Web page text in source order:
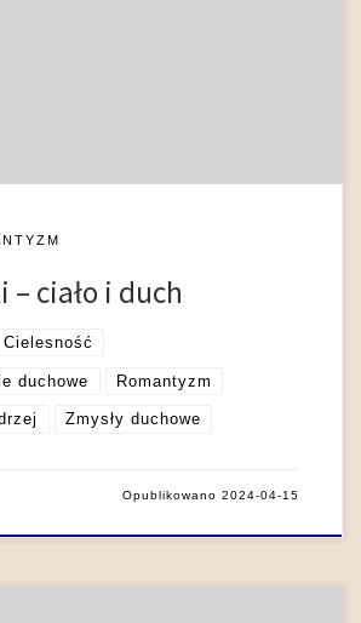
– ciało i duch
Cielesność
duchowe Romantyzm
Zmysły duchowe
Opublikowano2024-04-15